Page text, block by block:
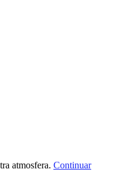
atmosfera. Continuar